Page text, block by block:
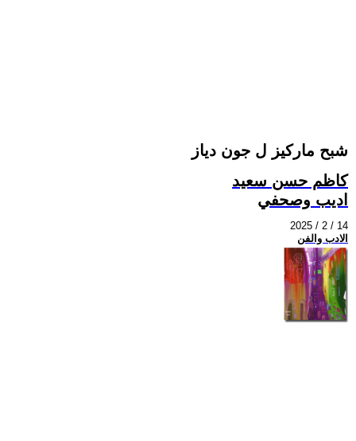
شبح ماركيز ل جون دياز
كاظم حسن سعيد
اديب وصحفي
2025 / 2 / 14
الادب والفن